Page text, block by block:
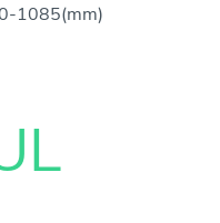
1085(mm)